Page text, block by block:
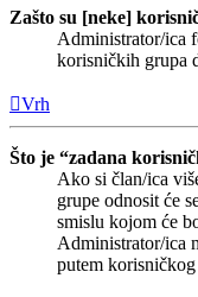
Zašto su [neke]
Administrator/ica
korisničkih grupa
Vrh
Što je “zadana
Ako si član/ica
grupe odnosit će
smislu kojom će
Administrator/ica
putem